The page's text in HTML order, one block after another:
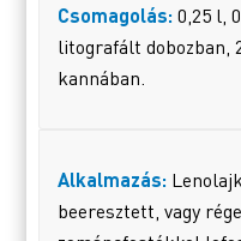
Csomagolás: 0,25 l,
litografált dobozban,
kannában.
Alkalmazás:
beeresztett, vagy